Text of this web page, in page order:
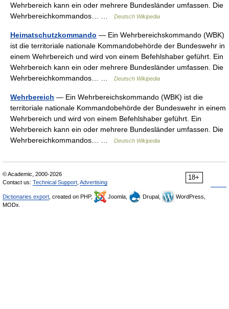
Wehrbereich kann ein oder mehrere Bundesländer umfassen. Die
Wehrbereichkommandos… …
Deutsch Wikipedia
Heimatschutzkommando — Ein Wehrbereichskommando (WBK)
ist die territoriale nationale Kommandobehörde der Bundeswehr in
einem Wehrbereich und wird von einem Befehlshaber geführt. Ein
Wehrbereich kann ein oder mehrere Bundesländer umfassen. Die
Wehrbereichkommandos… …
Deutsch Wikipedia
Wehrbereich — Ein Wehrbereichskommando (WBK) ist die
territoriale nationale Kommandobehörde der Bundeswehr in einem
Wehrbereich und wird von einem Befehlshaber geführt. Ein
Wehrbereich kann ein oder mehrere Bundesländer umfassen. Die
Wehrbereichkommandos… …
Deutsch Wikipedia
18+
© Academic, 2000-2026
Contact us: Technical Support Advertising
Dictionaries export , created on PHP, Joomla, Drupal,
WordPress,
MODx.